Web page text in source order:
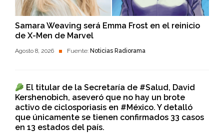
Samara Weaving será Emma Frost en el reinicio
de X-Men de Marvel
Agosto 8, 2026 Fuente: Noticias Radiorama
El titular de la Secretaría de #Salud, David
Kershenobich, aseveró que no hay un brote
activo de ciclosporiasis en #México. Y detalló
que únicamente se tienen confirmados 33 casos
en 13 estados del país.